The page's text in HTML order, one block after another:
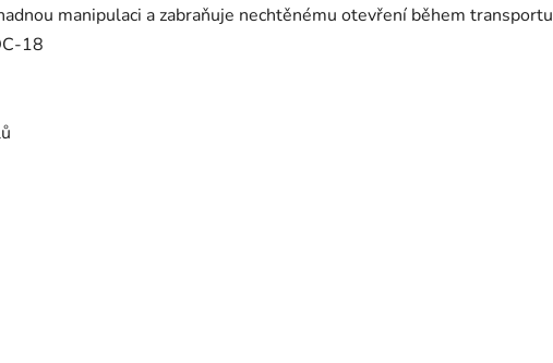
manipulaci a zabraňuje nechtěnému otevření během transportu
18